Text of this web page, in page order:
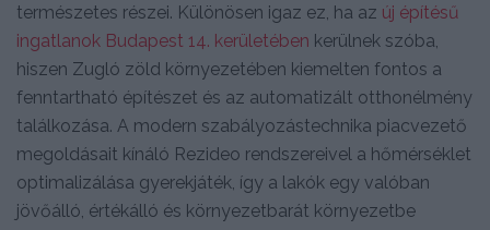
természetes részei. Különösen igaz ez, ha az új építésű
ingatlanok Budapest 14. kerületében kerülnek szóba,
hiszen Zugló zöld környezetében kiemelten fontos a
fenntartható építészet és az automatizált otthonélmény
találkozása. A modern szabályozástechnika piacvezető
megoldásait kínáló Rezideo rendszereivel a hőmérséklet
optimalizálása gyerekjáték, így a lakók egy valóban
jövőálló, értékálló és környezetbarát környezetbe